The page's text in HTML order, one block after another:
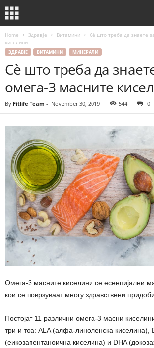
Home Здравје Витамини
Сè што треба да знаете
киселини
ЗДРАВЈЕ ВИТАМИНИ МИНЕРАЛИ
Сè што треба да
омега-3 масните
By Fitlife Team - November 30, 2019 544 0
Омега-3 масните киселини се есенцијални
кои се поврзуваат многу здравствени
Постојат 11 различни омега-3 масни
три и тоа: ALA (алфа-линоленска киселина),
(еикозапентаноична киселина) и DHA